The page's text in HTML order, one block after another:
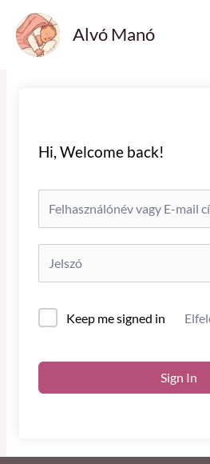
content
Alvó Manó
Hi, Welcome back!
Keep me signed in
Sign In